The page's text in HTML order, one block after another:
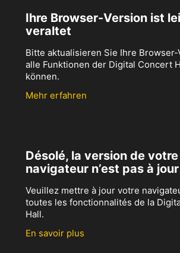
Ihre Browser-Version ist
veraltet
Bitte aktualisieren Sie Ihre Browser-
alle Funktionen der Digital Concert
können.
Mehr erfahren
Désolé, la version de votre
navigateur n’est pas à jour
Veuillez mettre à jour votre
toutes les fonctionnalités de la
Hall.
En savoir plus